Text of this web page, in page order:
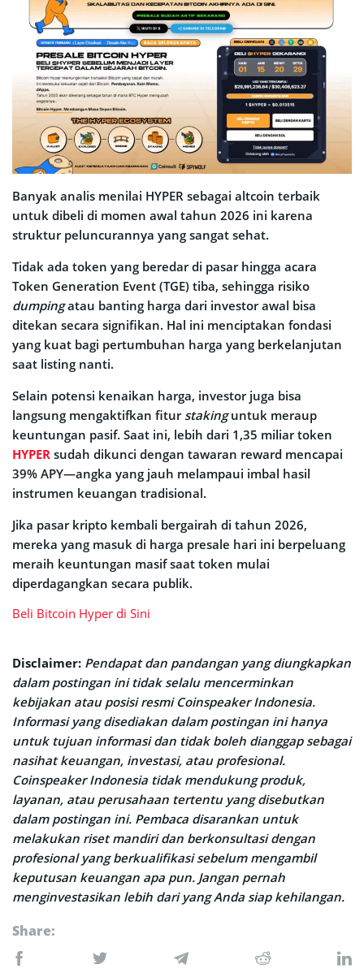
Banyak analis menilai HYPER sebagai altcoin terbaik
untuk dibeli di momen awal tahun 2026 ini karena
struktur peluncurannya yang sangat sehat.
Tidak ada token yang beredar di pasar hingga acara
Token Generation Event (TGE) tiba, sehingga risiko
dumpingatau banting harga dari investor awal bisa
ditekan secara signifikan. Hal ini menciptakan fondasi
yang kuat bagi pertumbuhan harga yang berkelanjutan
saat listing nanti.
Selain potensi kenaikan harga, investor juga bisa
langsung mengaktifkan fitur stakinguntuk meraup
keuntungan pasif. Saat ini, lebih dari 1,35 miliar token
HYPER sudah dikunci dengan tawaran reward mencapai
39% APY—angka yang jauh melampaui imbal hasil
instrumen keuangan tradisional.
Jika pasar kripto kembali bergairah di tahun 2026,
mereka yang masuk di harga presale hari ini berpeluang
meraih keuntungan masif saat token mulai
diperdagangkan secara publik.
Beli Bitcoin Hyper di Sini
Disclaimer: Pendapat dan pandangan yang diungkapkan
dalam postingan ini tidak selalu mencerminkan
kebijakan atau posisi resmi Coinspeaker Indonesia.
Informasi yang disediakan dalam postingan ini hanya
untuk tujuan informasi dan tidak boleh dianggap sebagai
nasihat keuangan, investasi, atau profesional.
Coinspeaker Indonesia tidak mendukung produk,
layanan, atau perusahaan tertentu yang disebutkan
dalam postingan ini. Pembaca disarankan untuk
melakukan riset mandiri dan berkonsultasi dengan
profesional yang berkualifikasi sebelum mengambil
keputusan keuangan apa pun. Jangan pernah
menginvestasikan lebih dari yang Anda siap kehilangan.
Share: